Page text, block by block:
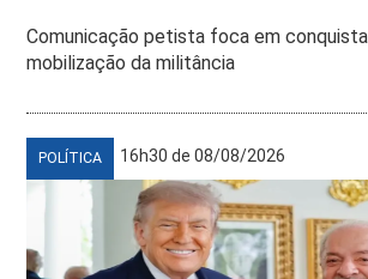
Comunicação petista foca em
mobilização da militância
POLÍTICA 16h30 de 08/08/2026